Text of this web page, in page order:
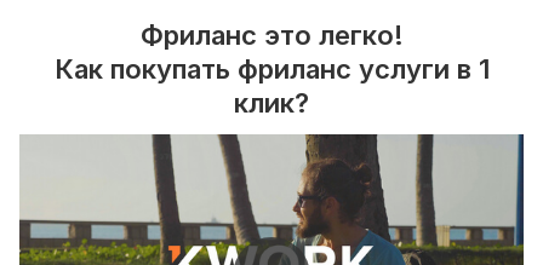
Фриланс это легко!
Как покупать фриланс услуги в 1
клик?